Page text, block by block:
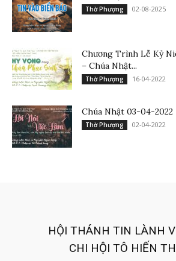
Thờ Phượng 02-08-2025
Chương Trình Lễ Kỷ
– Chúa Nhật...
Thờ Phượng 16-04-2022
Chúa Nhật 03-04-2022
Thờ Phượng 02-04-2022
HỘI THÁNH TIN LÀNH
CHI HỘI TÔ HIẾN